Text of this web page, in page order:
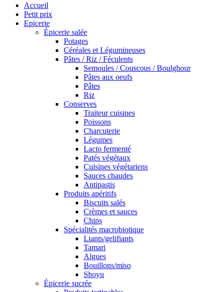
Accueil
Petit prix
Epicerie
Épicerie salée
Potages
Céréales et Légumineuses
Pâtes / Riz / Féculents
Semoules / Couscous / Boulghour
Pâtes aux oeufs
Pâtes
Riz
Conserves
Traiteur cuisines
Poissons
Charcuterie
Légumes
Lacto fermenté
Patés végétaux
Cuisines végétariens
Sauces chaudes
Antipastis
Produits apéritifs
Biscuits salés
Crèmes et sauces
Chips
Spécialités macrobiotique
Liants/gelifiants
Tamari
Algues
Bouillons/miso
Shoyu
Épicerie sucrée